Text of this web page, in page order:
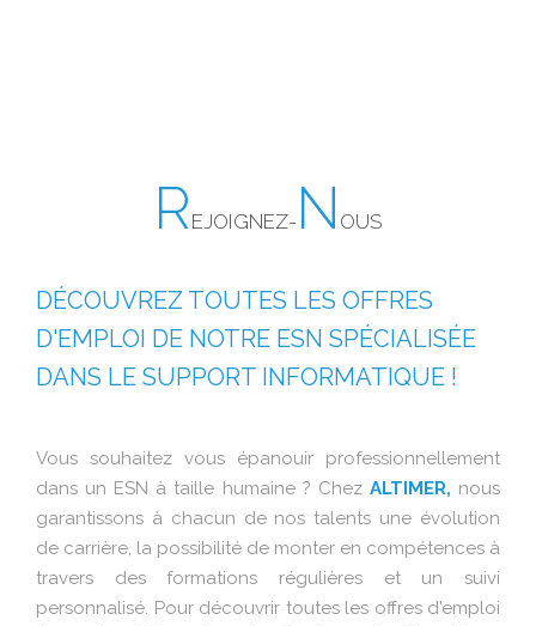
R EJOIGNEZ- N OUS
DÉCOUVREZ TOUTES LES OFFRES
D'EMPLOI DE NOTRE ESN SPÉCIALISÉE
DANS LE SUPPORT INFORMATIQUE !
Vous souhaitez vous épanouir professionnellement
dans un ESN à taille humaine ? Chez ALTIMER, nous
garantissons à chacun de nos talents une évolution
de carrière, la possibilité de monter en compétences à
travers des formations régulières et un suivi
personnalisé. Pour découvrir toutes les offres d'emploi